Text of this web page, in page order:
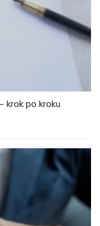
krok po kroku